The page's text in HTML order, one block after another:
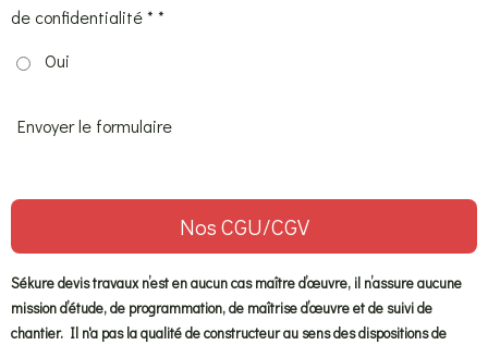
de confidentialité * *
Oui
Envoyer le formulaire
Nos CGU/CGV
Sékure devis travaux n’est en aucun cas maître d’œuvre, il n’assure aucune
mission d’étude, de programmation, de maîtrise d’œuvre et de suivi de
chantier. Il n'a pas la qualité de constructeur au sens des dispositions de